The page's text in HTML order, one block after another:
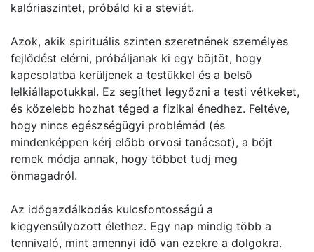
kalóriaszintet, próbáld ki a steviát.
Azok, akik spirituális szinten szeretnének személyes
fejlődést elérni, próbáljanak ki egy böjtöt, hogy
kapcsolatba kerüljenek a testükkel és a belső
lelkiállapotukkal. Ez segíthet legyőzni a testi vétkeket,
és közelebb hozhat téged a fizikai énedhez. Feltéve,
hogy nincs egészségügyi problémád (és
mindenképpen kérj előbb orvosi tanácsot), a böjt
remek módja annak, hogy többet tudj meg
önmagadról.
Az időgazdálkodás kulcsfontosságú a
kiegyensúlyozott élethez. Egy nap mindig több a
tennivaló, mint amennyi idő van ezekre a dolgokra.